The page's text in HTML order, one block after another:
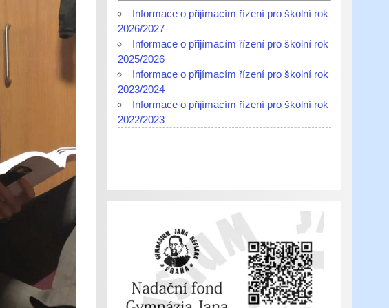
Informace o přijímacím řízení pro školní rok
2026/2027
Informace o přijímacím řízení pro školní rok
2025/2026
Informace o přijímacím řízení pro školní rok
2023/2024
Informace o přijímacím řízení pro školní rok
2022/2023